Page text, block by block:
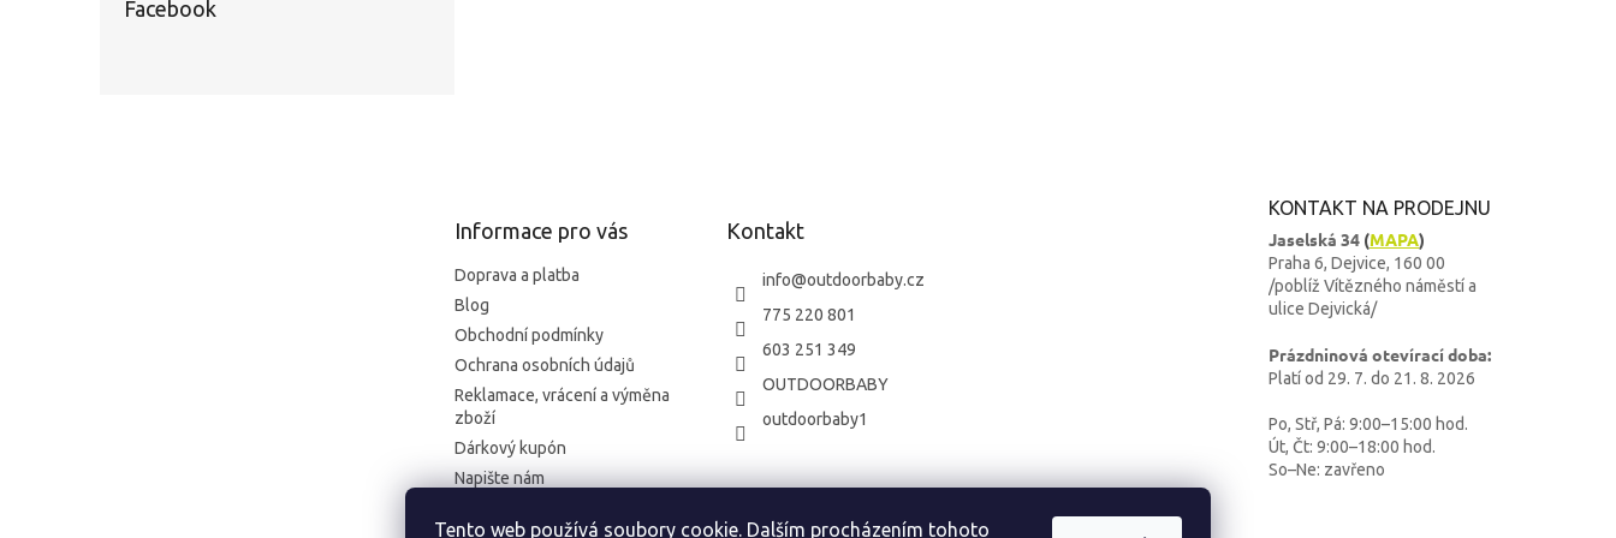
Tento web používá soubory cookie. Dalším procházením tohoto
Facebook
Informace pro vás
Doprava a platba
Blog
Obchodní podmínky
Ochrana osobních údajů
Reklamace, vrácení a výměna
zboží
Dárkový kupón
Napište nám
Kontakt
info@outdoorbaby.cz
775 220 801
603 251 349
OUTDOORBABY
outdoorbaby1
KONTAKT NA PRODEJNU
Jaselská 34 (MAPA)
Praha 6, Dejvice, 160 00
/poblíž Vítězného náměstí a
ulice Dejvická/
Prázdninová otevírací doba:
Platí od 29. 7. do 21. 8. 2026
Po, Stř, Pá: 9:00–15:00 hod.
Út, Čt: 9:00–18:00 hod.
So–Ne: zavřeno